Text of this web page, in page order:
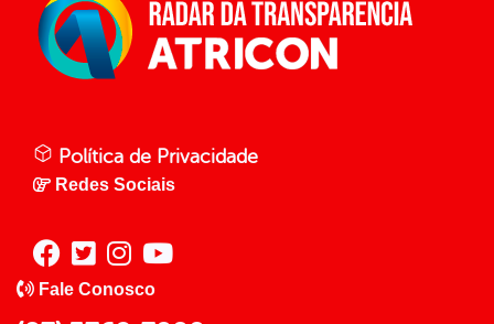
Política de Privacidade
Redes Sociais
Fale Conosco